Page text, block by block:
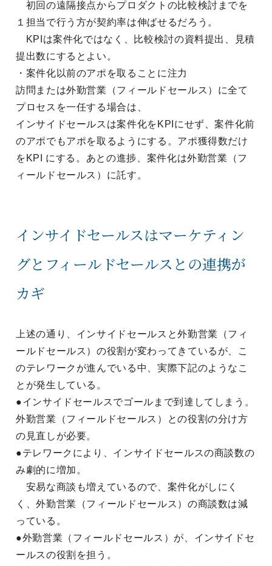
初回の遠隔接点からプロダクトの比較検討までを
１担当で行う方が契約率は伸ばせるだろう。
KPIは案件化ではなく、比較検討の資料提出、見積
提出数にするとよい。
・案件化以前のアポを取ることに注力
訪問または外勤営業（フィールドセールス）に全て
プロセスを一任する場合は、
インサイドセールスは案件化をKPIにせず、案件化前
のアポでもアポを取るようにする。アポ獲得数だけ
をKPI にする。あとの進捗、案件化は外勤営業（フ
ィールドセールス）に託す。
インサイドセールスはマーケティン
グとフィールドセールスとの連携が
カギ
上述の通り、インサイドセールスと外勤営業（フィ
ールドセールス）の役割が変わってきているが、こ
のテレワークが進んでいる中、実際下記のようなこ
とが発生している。
●インサイドセールスでゴールまで到達してしまう。
外勤営業（フィールドセールス）との役割の分け方
の見直しが必要。
●テレワークにより、インサイドセールスの商談数の
み劇的に増加。
安易な商談も増えているので、案件化がしにく
く、外勤営業（フィールドセールス）の商談数は減
っている。
●外勤営業（フィールドセールス）が、インサイドセ
ールスの役割を担う。